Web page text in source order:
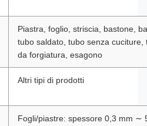
Piastra, foglio, striscia, bastone,
tubo saldato, tubo senza
da forgiatura, esagono
Altri tipi di prodotti
Fogli/piastre: spessore 0,3 mm ∼